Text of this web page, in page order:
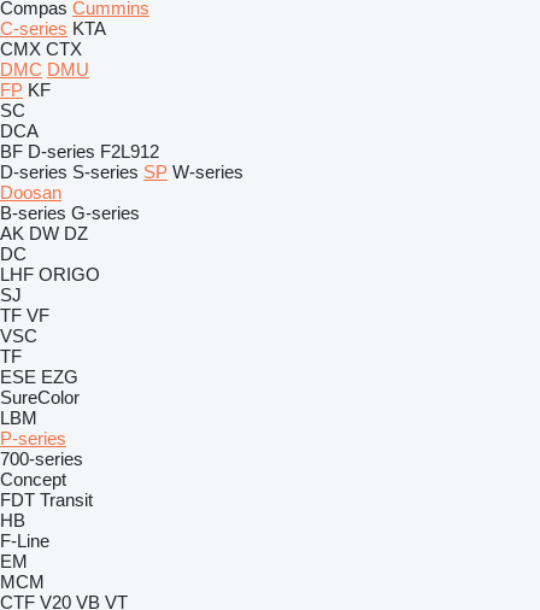
Compas Cummins
C-series KTA
CMX CTX
DMC DMU
FP KF
SC
DCA
BF D-series F2L912
D-series S-series SP W-series
Doosan
B-series G-series
AK DW DZ
DC
LHF ORIGO
SJ
TF VF
VSC
TF
ESE EZG
SureColor
LBM
P-series
700-series
Concept
FDT Transit
HB
F-Line
EM
MCM
CTF V20 VB VT